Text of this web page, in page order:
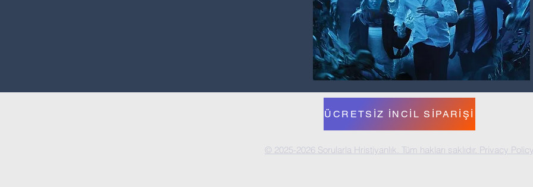
ÜCRETSİZ İNCİL SİPARİŞİ
© 2025-2026 Sorularla Hristiyanlık. Tüm hakları saklıdır. Privacy